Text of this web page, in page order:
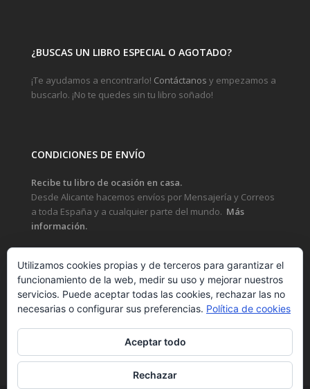
¿BUSCAS UN LIBRO ESPECIAL O AGOTADO?
¡Te ayudamos a encontrarlo! Contáctanos y empezamos a
buscarlo. ¡No te quedes sin tu libro soñado!
CONDICIONES DE ENVÍO
Recibe tu libro de ocasión en casa.
Desde Alicante hacemos envíos por Mensajería y Correos
a toda España y a cualquier parte del mundo. Más
información.
LEGAL
POLÍTICA DE PRIVACIDAD Y PROTECCIÓN DE DATOS
Utilizamos cookies propias y de terceros para garantizar el
funcionamiento de la web, medir su uso y mejorar nuestros
servicios. Puede aceptar todas las cookies, rechazar las no
necesarias o configurar sus preferencias. Política de cookies
Aceptar todo
Rechazar